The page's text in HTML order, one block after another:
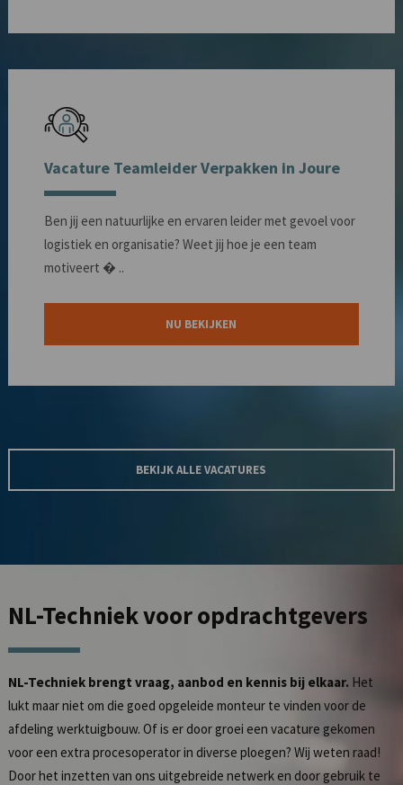
Vacature Teamleider Verpakken in Joure
Ben jij een natuurlijke en ervaren leider met gevoel voor
logistiek en organisatie? Weet jij hoe je een team
motiveert � ..
NU BEKIJKEN
BEKIJK ALLE VACATURES
NL-Techniekvoor opdrachtgevers
NL-Techniek brengt vraag, aanbod en kennis bij elkaar. Het
lukt maar niet om die goed opgeleide monteur te vinden voor de
afdeling werktuigbouw. Of is er door groei een vacature gekomen
voor een extra procesoperator in diverse ploegen? Wij weten raad!
Door het inzetten van ons uitgebreide netwerk en door gebruik te